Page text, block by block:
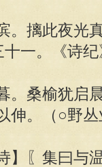
摛此夜光真
十一。《诗
桑榆犹启晨
伸。（○野
〖集曰与温